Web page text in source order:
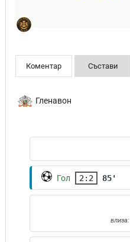
Коментар Състави
Гленавон
Гол 2:2 85'
влиза: